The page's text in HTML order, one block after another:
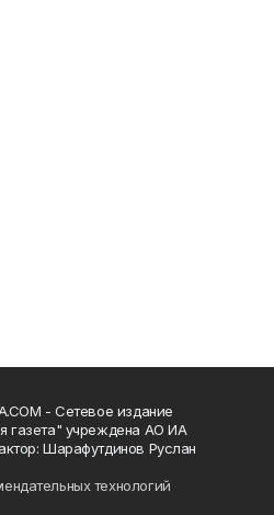
- Сетевое издание
газета" учреждена АО ИА
Шарафутдинов Руслан
технологий